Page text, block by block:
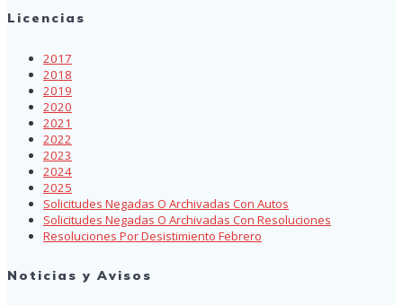
Licencias
2017
2018
2019
2020
2021
2022
2023
2024
2025
Solicitudes Negadas O Archivadas Con Autos
Solicitudes Negadas O Archivadas Con Resoluciones
Resoluciones Por Desistimiento Febrero
Noticias y Avisos